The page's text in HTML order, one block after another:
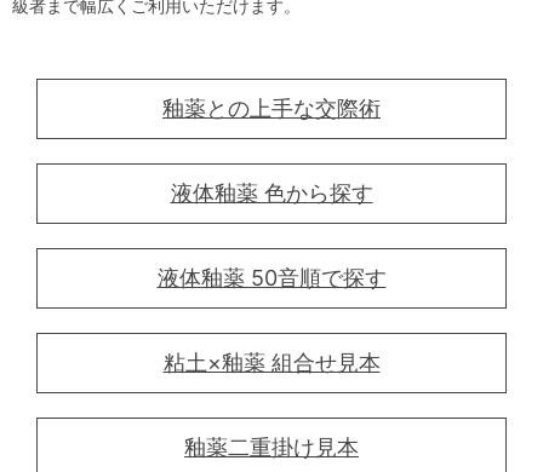
級者まで幅広くご利用いただけます。
釉薬との上手な交際術
液体釉薬 色から探す
液体釉薬 50音順で探す
粘土×釉薬 組合せ見本
釉薬二重掛け見本